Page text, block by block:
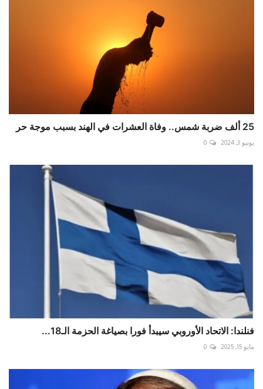
25 ألف ضربة شمس.. وفاة العشرات في الهند بسبب موجة حر
يونيو 3, 2024 0
فنلندا: الاتحاد الأوروبي سيبدأ فورا بصياغة الحزمة الـ18...
مايو 15, 2025 0